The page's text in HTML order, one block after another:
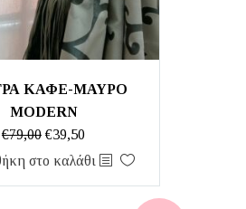
ΚΑΦΕ-ΜΑΥΡΟ
MODERN
€79,00 Original
price
€39,50Η
τρέχουσα
στο καλάθι